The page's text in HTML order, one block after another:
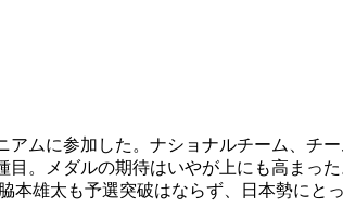
ムに参加した。ナショナルチーム、チ
。メダルの期待はいやが上にも高まっ
雄太も予選突破はならず、日本勢にと